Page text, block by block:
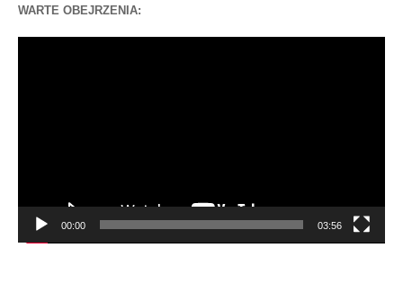
WARTE OBEJRZENIA:
00:00 03:56